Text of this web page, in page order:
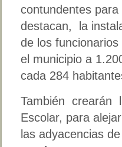
contundentes
destacan, la
de los
el municipio a
cada 284
También crearán
Escolar, para
las adyacencias